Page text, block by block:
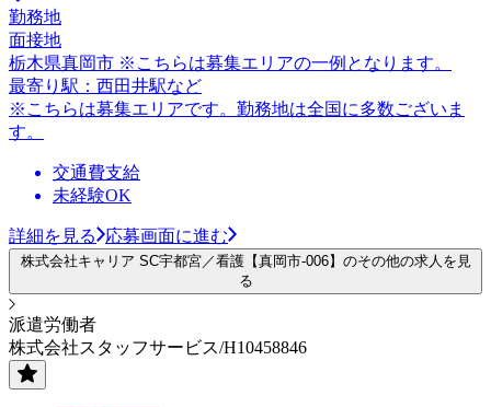
勤務地
面接地
栃木県真岡市 ※こちらは募集エリアの一例となります。
最寄り駅：西田井駅など
※こちらは募集エリアです。勤務地は全国に多数ございま
す。
交通費支給
未経験OK
詳細を見る 応募画面に進む
株式会社キャリア SC宇都宮／看護【真岡市-006】のその他の求人を見
る
派遣労働者
株式会社スタッフサービス/H10458846